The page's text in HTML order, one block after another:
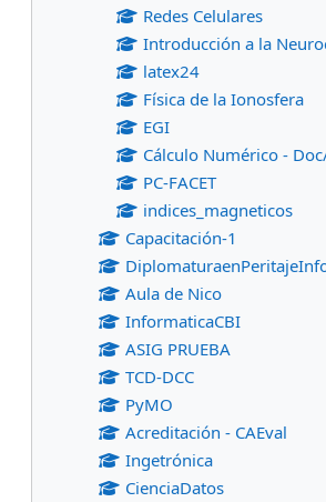
Redes Celulares
Introducción a la
latex24
Física de la Ionosfera
EGI
Cálculo Numérico -
PC-FACET
indices_magneticos
Capacitación-1
Aula de Nico
InformaticaCBI
ASIG PRUEBA
TCD-DCC
PyMO
Acreditación - CAEval
Ingetrónica
CienciaDatos